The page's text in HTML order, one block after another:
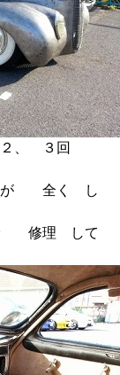
、 ３回
が 全く し
修理 して